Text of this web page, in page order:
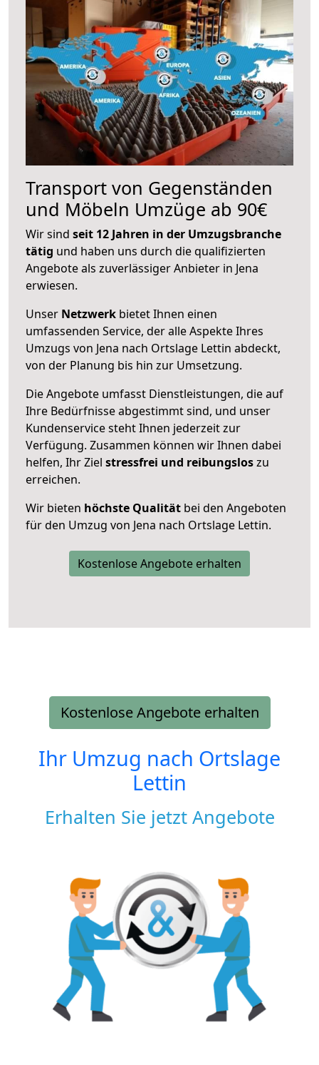
Transport von Gegenständen
und Möbeln Umzüge ab 90€
Wir sind seit 12 Jahren in der Umzugsbranche
tätig und haben uns durch die qualifizierten
Angebote als zuverlässiger Anbieter in Jena
erwiesen.
Unser Netzwerk bietet Ihnen einen
umfassenden Service, der alle Aspekte Ihres
Umzugs von Jena nach Ortslage Lettin abdeckt,
von der Planung bis hin zur Umsetzung.
Die Angebote umfasst Dienstleistungen, die auf
Ihre Bedürfnisse abgestimmt sind, und unser
Kundenservice steht Ihnen jederzeit zur
Verfügung. Zusammen können wir Ihnen dabei
helfen, Ihr Ziel stressfrei und reibungsloszu
erreichen.
Wir bieten höchste Qualität bei den Angeboten
für den Umzug von Jena nach Ortslage Lettin.
Kostenlose Angebote erhalten
Kostenlose Angebote erhalten
Ihr Umzug nach Ortslage
Lettin
Erhalten Sie jetzt Angebote